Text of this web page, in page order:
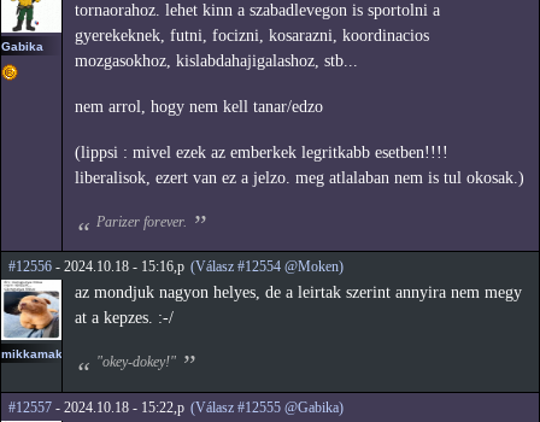
Gabika
tornaorahoz. lehet kinn a szabadlevegon is sportolni a
gyerekeknek, futni, focizni, kosarazni, koordinacios
mozgasokhoz, kislabdahajigalashoz, stb...
nem arrol, hogy nem kell tanar/edzo
(lippsi : mivel ezek az emberkek legritkabb esetben!!!!
liberalisok, ezert van ez a jelzo. meg atlalaban nem is tul okosak.)
Parizer forever.
#12556 - 2024.10.18 - 15:16,p (Válasz #12554 @Moken)
mikkamakka
az mondjuk nagyon helyes, de a leirtak szerint annyira nem megy
at a kepzes. :-/
"okey-dokey!"
#12557 - 2024.10.18 - 15:22,p (Válasz #12555 @Gabika)